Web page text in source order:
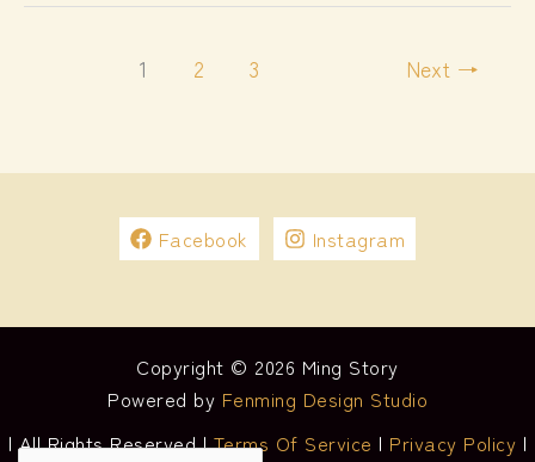
1 2 3 Next →
Facebook Instagram
Copyright © 2026 Ming Story
Powered by Fenming Design Studio
| All Rights Reserved |Terms Of Service | Privacy Policy |